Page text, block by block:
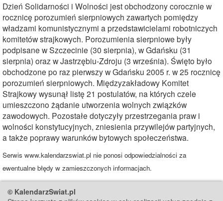
Dzień Solidarności i Wolności jest obchodzony corocznie w
rocznicę porozumień sierpniowych zawartych pomiędzy
władzami komunistycznymi a przedstawicielami robotniczych
komitetów strajkowych. Porozumienia sierpniowe były
podpisane w Szczecinie (30 sierpnia), w Gdańsku (31
sierpnia) oraz w Jastrzębiu-Zdroju (3 września). Święto było
obchodzone po raz pierwszy w Gdańsku 2005 r. w 25 rocznicę
porozumień sierpniowych. Międzyzakładowy Komitet
Strajkowy wysunął listę 21 postulatów, na których czele
umieszczono żądanie utworzenia wolnych związków
zawodowych. Pozostałe dotyczyły przestrzegania praw i
wolności konstytucyjnych, zniesienia przywilejów partyjnych,
a także poprawy warunków bytowych społeczeństwa.
Serwis www.kalendarzswiat.pl nie ponosi odpowiedzialności za
ewentualne błędy w zamieszczonych informacjach.
© KalendarzSwiat.pl